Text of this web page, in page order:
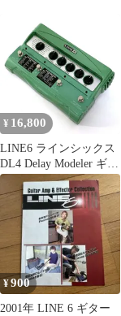
¥ 16,800
LINE6 ラインシックス
DL4 Delay Modeler ギタ
ー用 エフェクター ディ
レイ ※中古
¥900
2001年 LINE 6 ギター